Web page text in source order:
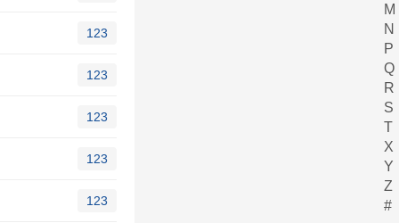
123
123
123
123
123
M
N
P
Q
R
S
T
X
Y
Z
#